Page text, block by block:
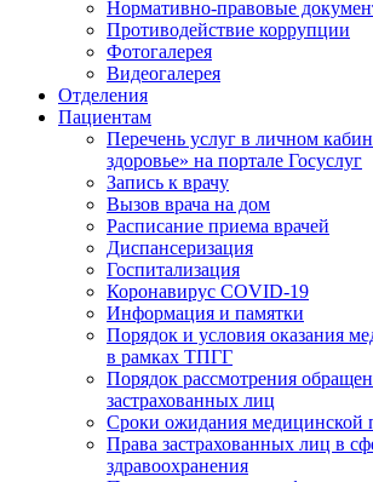
Нормативно-правовые
Противодействие коррупции
Фотогалерея
Видеогалерея
Отделения
Пациентам
Перечень услуг в личном
здоровье» на портале Госуслуг
Запись к врачу
Вызов врача на дом
Расписание приема врачей
Диспансеризация
Госпитализация
Коронавирус COVID-19
Информация и памятки
Порядок и условия оказания
в рамках ТПГГ
Порядок рассмотрения
застрахованных лиц
Сроки ожидания медицинской
Права застрахованных лиц в
здравоохранения